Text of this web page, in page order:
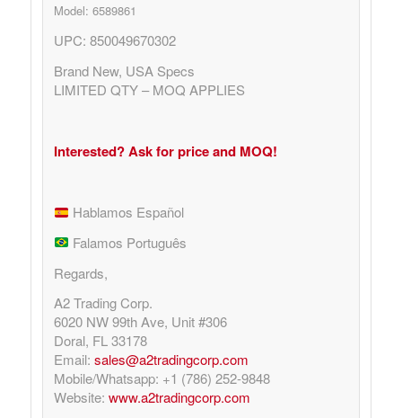
Model: 6589861
UPC: 850049670302
Brand New, USA Specs
LIMITED QTY – MOQ APPLIES
Interested? Ask for price and MOQ!
Hablamos Español
Falamos Português
Regards,
A2 Trading Corp.
6020 NW 99th Ave, Unit #306
Doral, FL 33178
Email: sales@a2tradingcorp.com
Mobile/Whatsapp: +1 (786) 252-9848
Website: www.a2tradingcorp.com